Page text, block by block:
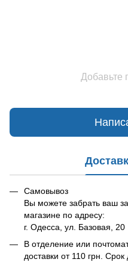
Добавьте
Самовывоз
Вы можете забрать ваш
магазине по адресу:
г. Одесса, ул. Базовая, 20
В отделение или
доставки от 110 грн.